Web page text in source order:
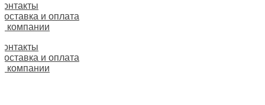
и оплата
компании
и оплата
компании